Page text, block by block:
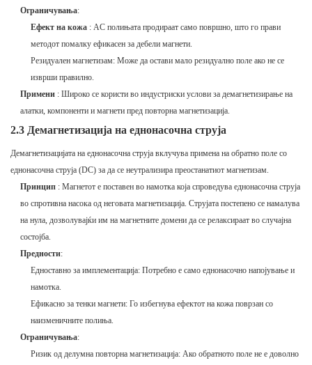
Ограничувања:
Ефект на кожа: AC полињата продираат само површно, што го прави
методот помалку ефикасен за дебели магнети.
Резидуален магнетизам: Може да остави мало резидуално поле ако не се
изврши правилно.
Примени : Широко се користи во индустриски услови за демагнетизирање на
алатки, компоненти и магнети пред повторна магнетизација.
2.3 Демагнетизација на еднонасочна струја
Демагнетизацијата на еднонасочна струја вклучува примена на обратно поле со
еднонасочна струја (DC) за да се неутрализира преостанатиот магнетизам.
Принцип : Магнетот е поставен во намотка која спроведува еднонасочна струја
во спротивна насока од неговата магнетизација. Струјата постепено се намалува
на нула, дозволувајќи им на магнетните домени да се релаксираат во случајна
состојба.
Предности:
Едноставно за имплементација: Потребно е само еднонасочно напојување и
намотка.
Ефикасно за тенки магнети: Го избегнува ефектот на кожа поврзан со
наизменичните полиња.
Ограничувања:
Ризик од делумна повторна магнетизација: Ако обратното поле не е доволно